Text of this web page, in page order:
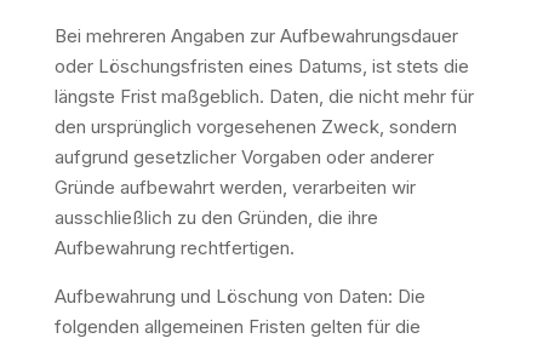
Bei mehreren Angaben zur Aufbewahrungsdauer
oder Löschungsfristen eines Datums, ist stets die
längste Frist maßgeblich. Daten, die nicht mehr für
den ursprünglich vorgesehenen Zweck, sondern
aufgrund gesetzlicher Vorgaben oder anderer
Gründe aufbewahrt werden, verarbeiten wir
ausschließlich zu den Gründen, die ihre
Aufbewahrung rechtfertigen.
Aufbewahrung und Löschung von Daten: Die
folgenden allgemeinen Fristen gelten für die